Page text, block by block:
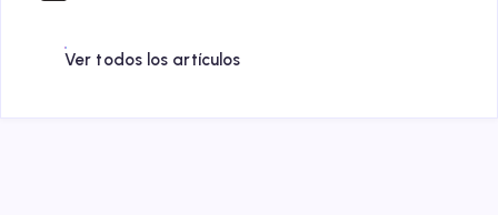
Ver todos los artículos